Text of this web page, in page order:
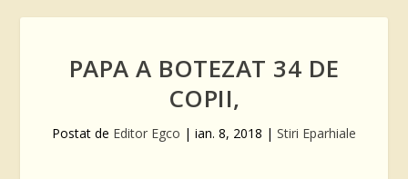
PAPA A BOTEZAT 34 DE
COPII,
Postat de Editor Egco | ian. 8, 2018 | Stiri Eparhiale